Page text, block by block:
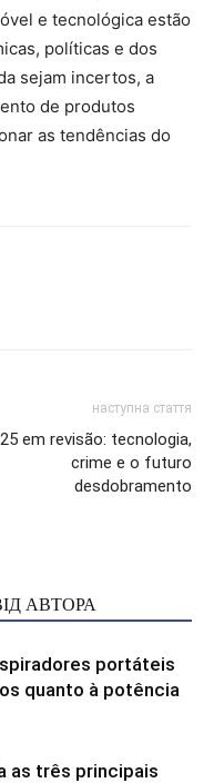
e tecnológica estão
políticas e dos
sejam incertos, a
de produtos
as tendências do
наступна стаття
em revisão: tecnologia,
crime e o futuro
desdobramento
АВТОРА
portáteis
quanto à potência
as três principais